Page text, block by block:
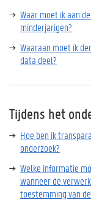
Waar moet ik aan
minderjarigen?
Waaraan moet ik
data deel?
Tijdens het
Hoe ben ik
onderzoek?
Welke informatie
wanneer de
toestemming van